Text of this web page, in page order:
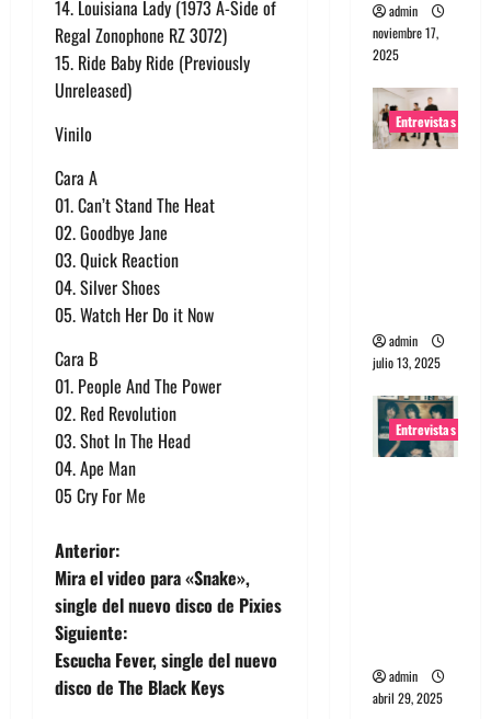
14. Louisiana Lady (1973 A-Side of
Regal Zonophone RZ 3072)
15. Ride Baby Ride (Previously
Unreleased)
Vinilo
Cara A
01. Can’t Stand The Heat
02. Goodbye Jane
03. Quick Reaction
04. Silver Shoes
05. Watch Her Do it Now
Cara B
01. People And The Power
02. Red Revolution
03. Shot In The Head
04. Ape Man
05 Cry For Me
N
a
v
e
Anterior:
Mira el video para «Snake»,
single del nuevo disco de Pixies
Siguiente:
Escucha Fever, single del nuevo
disco de The Black Keys
admin
noviembre 17,
2025
Entrevistas
admin
julio 13, 2025
Entrevistas
admin
abril 29, 2025